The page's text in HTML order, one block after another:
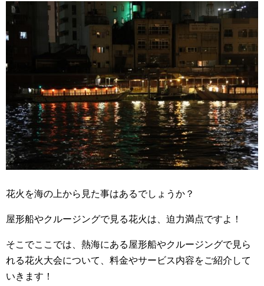
花火を海の上から見た事はあるでしょうか？
屋形船やクルージングで見る花火は、迫力満点ですよ！
そこでここでは、熱海にある屋形船やクルージングで見ら
れる花火大会について、料金やサービス内容をご紹介して
いきます！